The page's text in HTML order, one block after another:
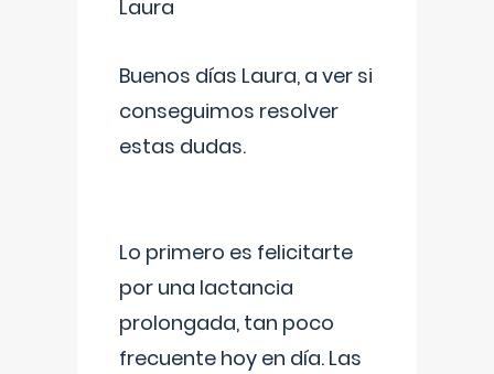
Laura
Buenos días Laura, a ver si
conseguimos resolver
estas dudas.
Lo primero es felicitarte
por una lactancia
prolongada, tan poco
frecuente hoy en día. Las